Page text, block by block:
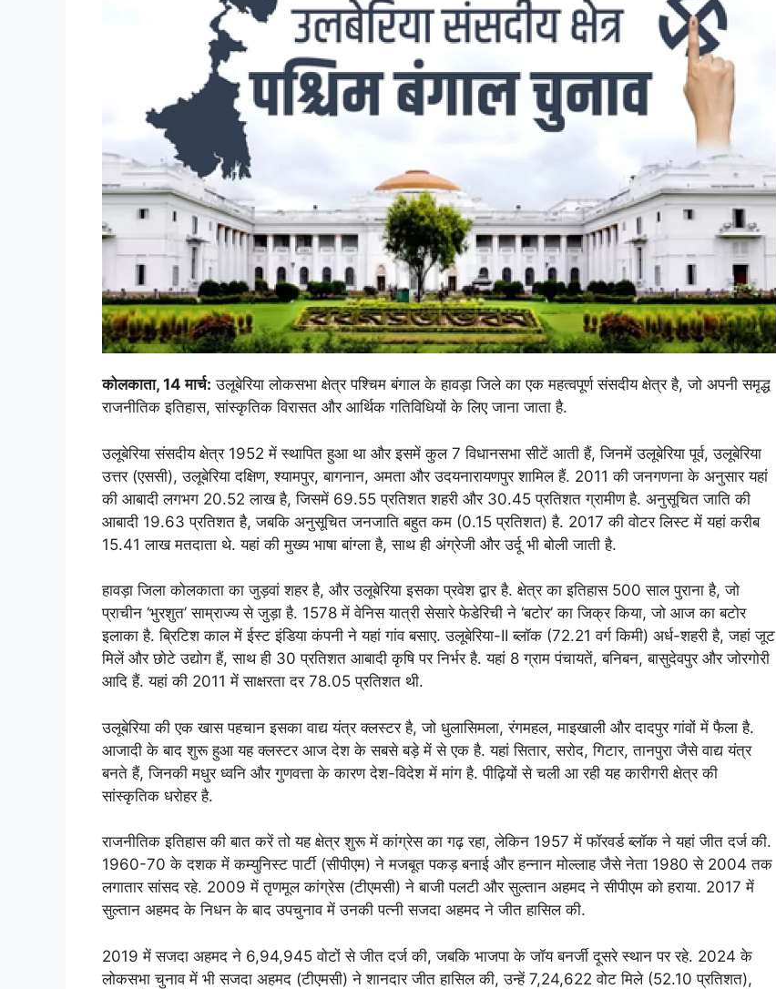
कोलकाता, 14 मार्च: उलूबेरिया लोकसभा क्षेत्र पश्चिम बंगाल के हावड़ा जिले का एक महत्वपूर्ण संसदीय क्षेत्र है, जो अपनी समृद्ध
राजनीतिक इतिहास, सांस्कृतिक विरासत और आर्थिक गतिविधियों के लिए जाना जाता है.
उलूबेरिया संसदीय क्षेत्र 1952 में स्थापित हुआ था और इसमें कुल 7 विधानसभा सीटें आती हैं, जिनमें उलूबेरिया पूर्व, उलूबेरिया
उत्तर (एससी), उलूबेरिया दक्षिण, श्यामपुर, बागनान, अमता और उदयनारायणपुर शामिल हैं. 2011 की जनगणना के अनुसार यहां
की आबादी लगभग 20.52 लाख है, जिसमें 69.55 प्रतिशत शहरी और 30.45 प्रतिशत ग्रामीण है. अनुसूचित जाति की
आबादी 19.63 प्रतिशत है, जबकि अनुसूचित जनजाति बहुत कम (0.15 प्रतिशत) है. 2017 की वोटर लिस्ट में यहां करीब
15.41 लाख मतदाता थे. यहां की मुख्य भाषा बांग्ला है, साथ ही अंग्रेजी और उर्दू भी बोली जाती है.
हावड़ा जिला कोलकाता का जुड़वां शहर है, और उलूबेरिया इसका प्रवेश द्वार है. क्षेत्र का इतिहास 500 साल पुराना है, जो
प्राचीन ‘भुरशुत’ साम्राज्य से जुड़ा है. 1578 में वेनिस यात्री सेसारे फेडेरिची ने ‘बटोर’ का जिक्र किया, जो आज का बटोर
इलाका है. ब्रिटिश काल में ईस्ट इंडिया कंपनी ने यहां गांव बसाए. उलूबेरिया-II ब्लॉक (72.21 वर्ग किमी) अर्ध-शहरी है, जहां जूट
मिलें और छोटे उद्योग हैं, साथ ही 30 प्रतिशत आबादी कृषि पर निर्भर है. यहां 8 ग्राम पंचायतें, बनिबन, बासुदेवपुर और जोरगोरी
आदि हैं. यहां की 2011 में साक्षरता दर 78.05 प्रतिशत थी.
उलूबेरिया की एक खास पहचान इसका वाद्य यंत्र क्लस्टर है, जो धुलासिमला, रंगमहल, माइखाली और दादपुर गांवों में फैला है.
आजादी के बाद शुरू हुआ यह क्लस्टर आज देश के सबसे बड़े में से एक है. यहां सितार, सरोद, गिटार, तानपुरा जैसे वाद्य यंत्र
बनते हैं, जिनकी मधुर ध्वनि और गुणवत्ता के कारण देश-विदेश में मांग है. पीढ़ियों से चली आ रही यह कारीगरी क्षेत्र की
सांस्कृतिक धरोहर है.
राजनीतिक इतिहास की बात करें तो यह क्षेत्र शुरू में कांग्रेस का गढ़ रहा, लेकिन 1957 में फॉरवर्ड ब्लॉक ने यहां जीत दर्ज की.
1960-70 के दशक में कम्युनिस्ट पार्टी (सीपीएम) ने मजबूत पकड़ बनाई और हन्नान मोल्लाह जैसे नेता 1980 से 2004 तक
लगातार सांसद रहे. 2009 में तृणमूल कांग्रेस (टीएमसी) ने बाजी पलटी और सुल्तान अहमद ने सीपीएम को हराया. 2017 में
सुल्तान अहमद के निधन के बाद उपचुनाव में उनकी पत्नी सजदा अहमद ने जीत हासिल की.
2019 में सजदा अहमद ने 6,94,945 वोटों से जीत दर्ज की, जबकि भाजपा के जॉय बनर्जी दूसरे स्थान पर रहे. 2024 के
लोकसभा चुनाव में भी सजदा अहमद (टीएमसी) ने शानदार जीत हासिल की, उन्हें 7,24,622 वोट मिले (52.10 प्रतिशत),